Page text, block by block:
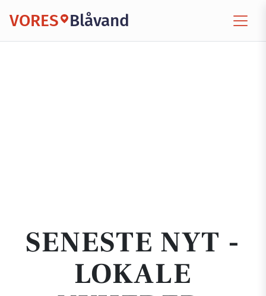
VORES Blåvand
SENESTE NYT -
LOKALE